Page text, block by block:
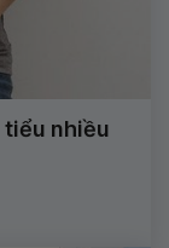
tiểu nhiều